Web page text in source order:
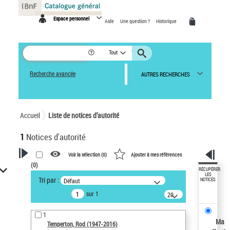
Espace personnel Aide Une question ? Historique
Tout
Recherche avancée AUTRES RECHERCHES
Accueil Liste de notices d’autorité
1 Notices d'autorité
VOTRE RECHERCHE
Recherche avancée dans les
notices d’autorité
Œuvres liées à l'auteur :
Temperton, Rod (1947-2016)
Voir la sélection (0) Ajouter à mes références
(0)
Tri par : Défaut
sur 1
20
résultats/page
1
Temperton, Rod (1947-2016)
RÉCUPÉRER
LES
NOTICES
Ma
Panneau de gestion des cookies